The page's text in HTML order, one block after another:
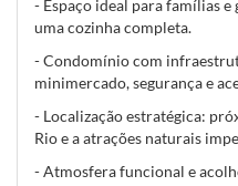
- Espaço ideal para famílias
uma cozinha completa.
- Condomínio com
minimercado, segurança e
- Localização estratégica:
Rio e a atrações naturais
- Atmosfera funcional e